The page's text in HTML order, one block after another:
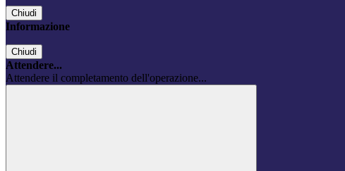
Chiudi
Informazione
Chiudi
Attendere...
Attendere il completamento dell'operazione...